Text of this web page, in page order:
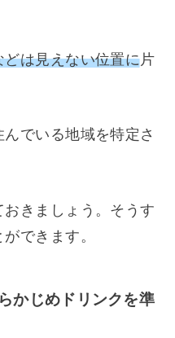
は見えない位置に片
でいる地域を特定さ
おきましょう。そうす
できます。
かじめドリンクを準